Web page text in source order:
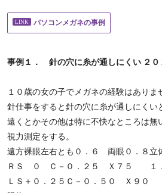
パソコンメガネの事例
事例１． 針の穴に糸が通しにくい ２０
１０歳の女の子でメガネの経験はありま
針仕事をすると針の穴に糸が通しにくい
遠くとかその他は特に不快なところは無
視力測定をする。
遠方裸眼左右とも０．６ 両眼０．８立
ＲＳ ０ Ｃ－０．２５ Ｘ７５ １
ＬＳ＋０．２５Ｃ－０．５０ Ｘ９